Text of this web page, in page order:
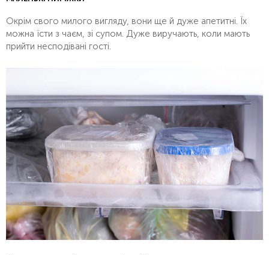
Окрім свого милого вигляду, вони ще й дуже апетитні. Їх
можна їсти з чаєм, зі супом. Дуже виручають, коли мають
прийти несподівані гості.